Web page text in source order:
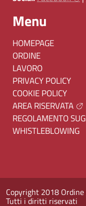
Menu
HOMEPAGE
ORDINE
LAVORO
PRIVACY POLICY
COOKIE POLICY
AREA RISERVATA
REGOLAMENTO
WHISTLEBLOWING
Copyright 2018
Tutti i diritti riservati